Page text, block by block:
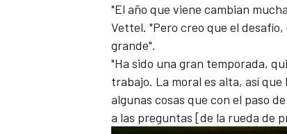
WRC
"El año que viene cambian
Vettel. "Pero creo que el
grande".
"Ha sido una gran temporada,
trabajo. La moral es alta, así
algunas cosas que con el paso
a las preguntas [de la rueda de